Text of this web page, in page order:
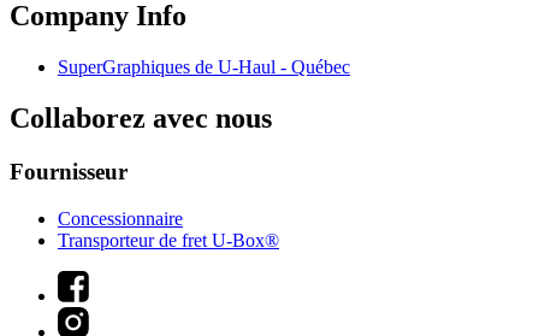
Company Info
SuperGraphiques de U-Haul - Québec
Collaborez avec nous
Fournisseur
Concessionnaire
Transporteur de fret U-Box®